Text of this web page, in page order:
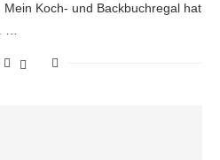
Mein Koch- und Backbuchregal hat
…